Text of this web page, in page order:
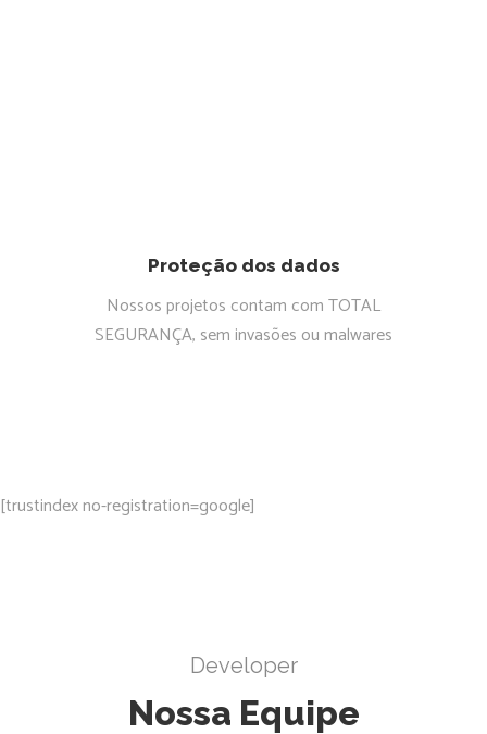
Proteção dos dados
Nossos projetos contam com TOTAL
SEGURANÇA, sem invasões ou malwares
[trustindex no-registration=google]
Developer
Nossa Equipe